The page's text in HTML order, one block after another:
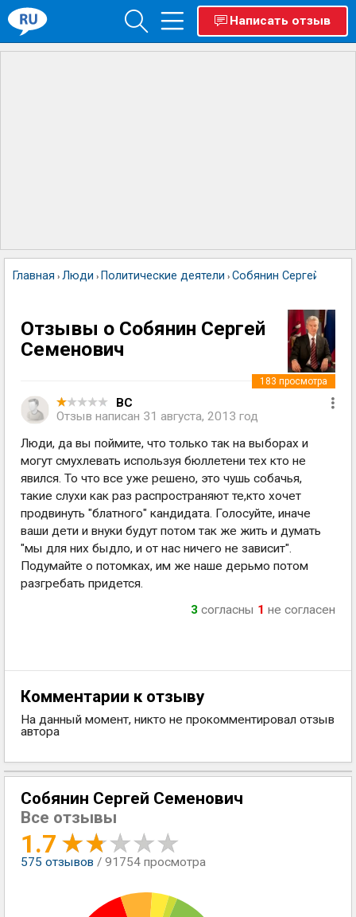
Написать отзыв
Главная › Люди › Политические деятели › Собянин Сергей
Отзывы о Собянин Сергей
Семенович
ВС
Отзыв написан 31 августа, 2013 год
183 просмотра
Люди, да вы поймите, что только так на выборах и
могут смухлевать используя бюллетени тех кто не
явился. То что все уже решено, это чушь собачья,
такие слухи как раз распространяют те,кто хочет
продвинуть "блатного" кандидата. Голосуйте, иначе
ваши дети и внуки будут потом так же жить и думать
"мы для них быдло, и от нас ничего не зависит".
Подумайте о потомках, им же наше дерьмо потом
разгребать придется.
3 согласны 1 не согласен
Комментарии к отзыву
На данный момент, никто не прокомментировал отзыв
автора
Собянин Сергей Семенович
Все отзывы
1.7
575 отзывов / 91754 просмотра